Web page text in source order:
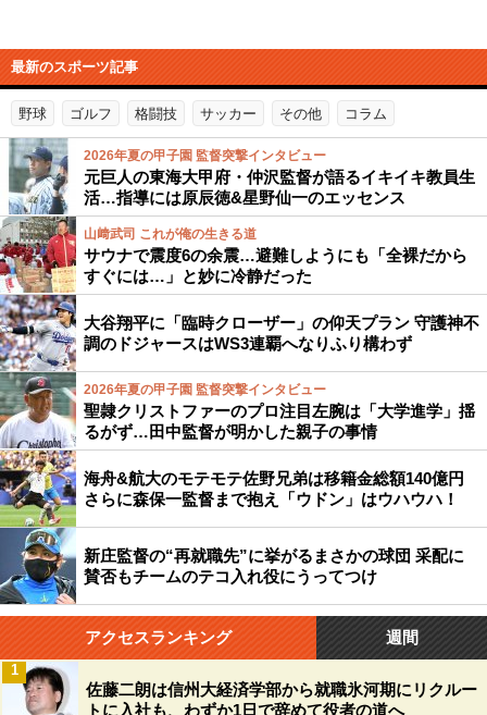
最新のスポーツ記事
野球 ゴルフ 格闘技 サッカー その他 コラム
2026年夏の甲子園 監督突撃インタビュー
元巨人の東海大甲府・仲沢監督が語るイキイキ教員生
活…指導には原辰徳&星野仙一のエッセンス
山﨑武司 これが俺の生きる道
サウナで震度6の余震…避難しようにも「全裸だから
すぐには…」と妙に冷静だった
大谷翔平に「臨時クローザー」の仰天プラン 守護神不
調のドジャースはWS3連覇へなりふり構わず
2026年夏の甲子園 監督突撃インタビュー
聖隷クリストファーのプロ注目左腕は「大学進学」揺
るがず…田中監督が明かした親子の事情
海舟&航大のモテモテ佐野兄弟は移籍金総額140億円
さらに森保一監督まで抱え「ウドン」はウハウハ！
新庄監督の“再就職先”に挙がるまさかの球団 采配に
賛否もチームのテコ入れ役にうってつけ
アクセスランキング 週間
佐藤二朗は信州大経済学部から就職氷河期にリクルー
トに入社も、わずか1日で辞めて役者の道へ
1